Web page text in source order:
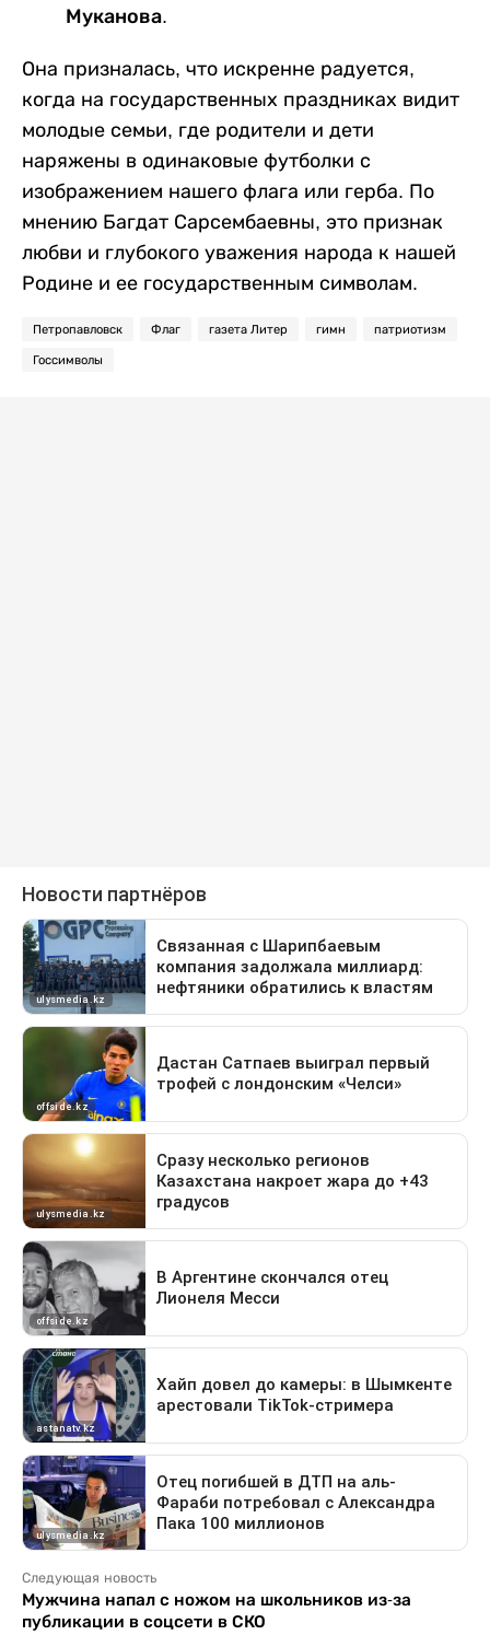
Муканова.
Она призналась, что искренне радуется,
когда на государственных праздниках видит
молодые семьи, где родители и дети
наряжены в одинаковые футболки с
изображением нашего флага или герба. По
мнению Багдат Сарсембаевны, это признак
любви и глубокого уважения народа к нашей
Родине и ее государственным символам.
Петропавловск Флаг газета Литер гимн патриотизм
Госсимволы
Следующая новость
Мужчина напал с ножом на школьников из-за
публикации в соцсети в СКО